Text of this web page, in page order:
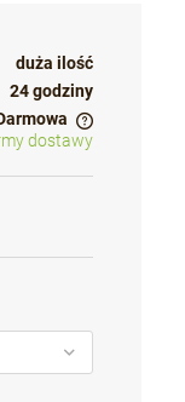
duża ilość
24 godziny
dostawy